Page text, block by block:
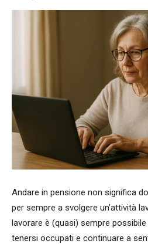
Andare in pensione non significa
per sempre a svolgere un’attività
lavorare è (quasi) sempre
tenersi occupati e continuare a